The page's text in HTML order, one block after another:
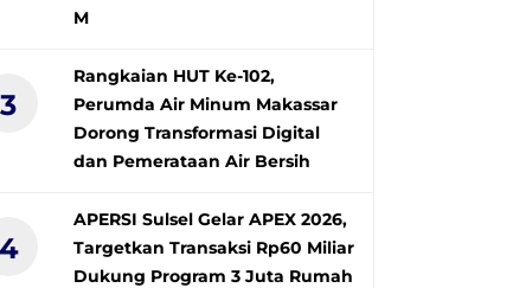
M
3
Rangkaian HUT Ke-102,
Perumda Air Minum Makassar
Dorong Transformasi Digital
dan Pemerataan Air Bersih
4
APERSI Sulsel Gelar APEX 2026,
Targetkan Transaksi Rp60 Miliar
Dukung Program 3 Juta Rumah